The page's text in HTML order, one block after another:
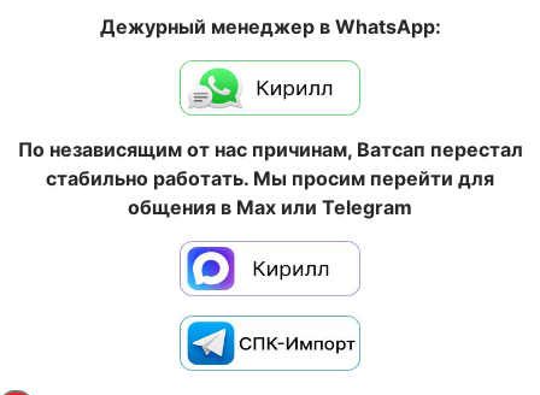
Дежурный менеджер в WhatsApp:
По независящим от нас причинам, Ватсап перестал
стабильно работать. Мы просим перейти для
общения в Max или Telegram